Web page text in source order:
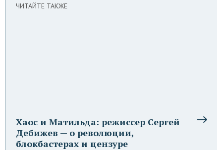
ЧИТАЙТЕ ТАКЖЕ
Хаос и Матильда: режиссер Сергей
Дебижев — о революции,
блокбастерах и цензуре